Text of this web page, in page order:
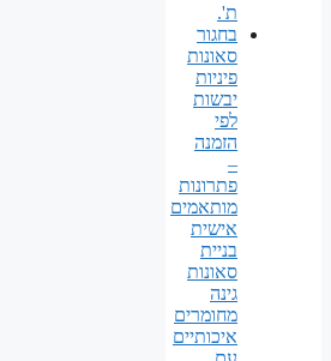
ת'.
בחגור
סאונות
פיניות
יבשות
לפי
הזמנה
–
פתרונות
מותאמים
אישית
בניית
סאונות
גינה
מחומרים
איכותיים